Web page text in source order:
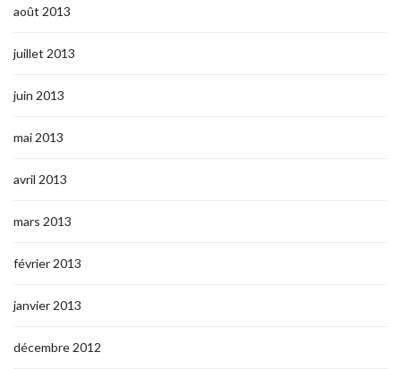
août 2013
juillet 2013
juin 2013
mai 2013
avril 2013
mars 2013
février 2013
janvier 2013
décembre 2012